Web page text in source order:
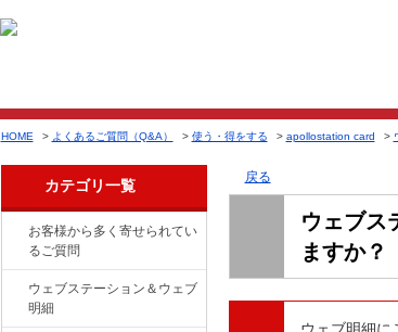
HOME > よくあるご質問（Q&A） > 使う・得をする > apollostation card >
カテゴリ一覧
お客様から多く寄せられてい
るご質問
ウェブステーション＆ウェブ
明細
戻る
ウェブス
ますか？